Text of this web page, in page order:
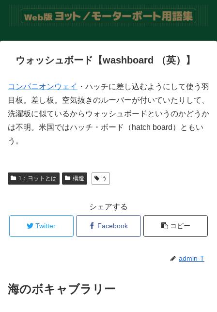
ウォッシュボード【washboard （英）】
コンパニオンウェイ ・ハッチに差し込むようにして使う羽
目板。差し板。空気抜きのルーバーが付いていたりして、
洗濯板に似ているからウォッシュボードというのかどうか
は不明。米国ではハッチ・ボード（hatch board）ともい
う。
1：ヨットとは 構造 う
シェアする
Twitter Facebook コピー
admin-T
海のボキャブラリー